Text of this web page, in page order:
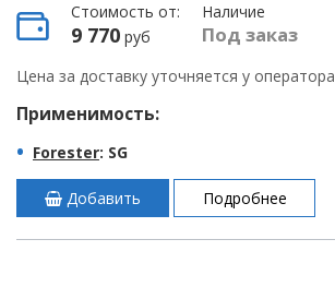
Стоимость от:
9 770 руб
Наличие
Под заказ
Цена за доставку уточняется у оператора
Применимость:
Forester: SG
Добавить Подробнее